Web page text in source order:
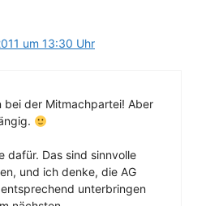
um 13:30 Uhr
bei der Mitmachpartei! Aber
dafür. Das sind sinnvolle
und ich denke, die AG
unterbringen